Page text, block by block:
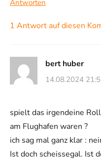
Antworten
1 Antwort auf diesen
bert huber
14.08.2024
spielt das irgendeine
am Flughafen waren ?
ich sag mal ganz klar :
Ist doch scheissegal. Ist